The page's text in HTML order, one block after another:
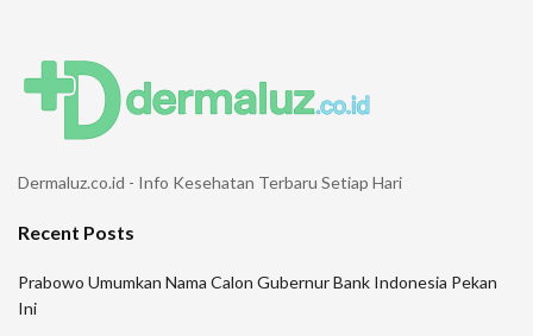
Dermaluz.co.id - Info Kesehatan Terbaru Setiap Hari
Recent Posts
Prabowo Umumkan Nama Calon Gubernur Bank Indonesia Pekan
Ini